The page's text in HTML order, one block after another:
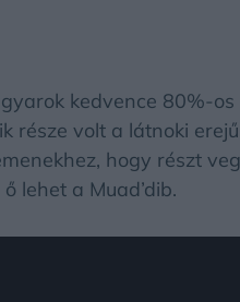
kedvence 80%-
része volt a látnoki
hogy részt
lehet a Muad’dib.